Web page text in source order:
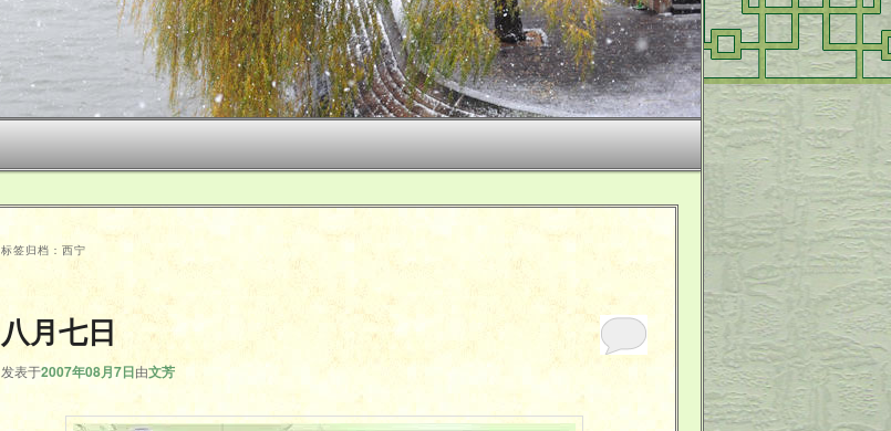
标签归档： 西宁
八月七日
发表于2007年08月7日由文芳